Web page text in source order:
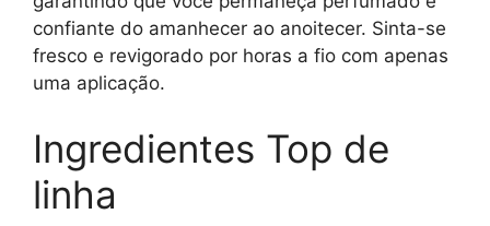
confiante do amanhecer ao anoitecer. Sinta-se
fresco e revigorado por horas a fio com apenas
uma aplicação.
Ingredientes Top de
linha